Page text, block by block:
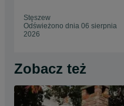
Stęszew
Odświeżono dnia 06 sierpnia
2026
Zobacz też